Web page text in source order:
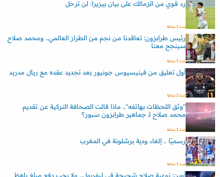
رد قوي من الزمالك على بيان بيزيرا: لن ترحل
منذ 2 ساعة
رئيس طرابزون: تعاقدنا من نجم من الطراز العالمي.. ومحمد صلاح
سينجح معنا
منذ 3 ساعة
أول تعليق من فينيسيوس جونيور بعد تجديد عقده مع ريال مدريد
منذ 2 ساعة
"وثق اللحظات بهاتفه".. ماذا قالت الصحافة التركية عن تقديم
محمد صلاح لـ جماهير طرابزون سبور؟
منذ 2 ساعة
رسميًا .. إلغاء ودية برشلونة في المغرب
منذ 2 ساعة
أوين: نوعية صلاح شحيحة في ليفربول.. ولا يجب دفع مبلغ باهظ